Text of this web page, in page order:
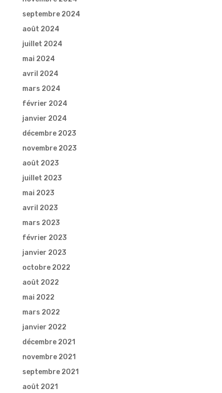
septembre 2024
août 2024
juillet 2024
mai 2024
avril 2024
mars 2024
février 2024
janvier 2024
décembre 2023
novembre 2023
août 2023
juillet 2023
mai 2023
avril 2023
mars 2023
février 2023
janvier 2023
octobre 2022
août 2022
mai 2022
mars 2022
janvier 2022
décembre 2021
novembre 2021
septembre 2021
août 2021